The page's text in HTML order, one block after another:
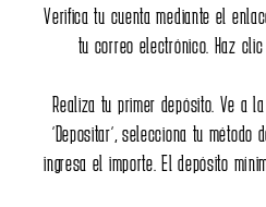
Verifica tu cuenta
tu correo
Realiza tu primer
“Depositar”, selecciona
ingresa el importe. El